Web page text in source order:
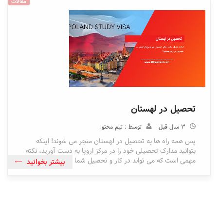
تحصیل در لهستان
3 سال قبل توسط : تیم محتوا
پس همه راه ها به تحصیل در لهستان منجر می شوند! اینکه
بتوانید مدارک تحصیلی خود را در مرکز اروپا به دست آورید، نکته
مهمی است که می تواند در کار و تحصیل شما نقش داشته
بیشتر بخوانید